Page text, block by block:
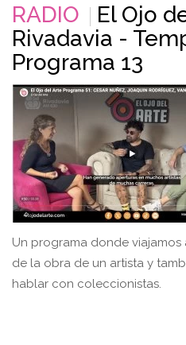
RADIO
El Ojo
Rivadavia -
Programa 13
Un programa donde
de la obra de un artista y
hablar con coleccionistas.